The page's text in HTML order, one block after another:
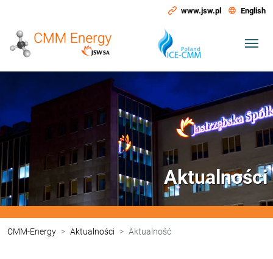
www.jsw.pl English
Aktualności
CMM-Energy Aktualności Aktualność